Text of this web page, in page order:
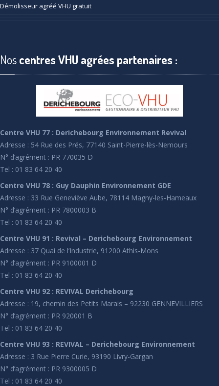
Démolisseur agréé VHU gratuit
Noscentres VHU agrées partenaires :
Centre VHU 77 : Derichebourg Environnement Revival
Adresse : 54 Rue des Prés, 77140 Saint-Pierre-lès-Nemours
N° d’agrément : PR 770035 D
Tel : 01 83 64 20 40
Centre VHU 78 : Guy Dauphin Environnement GDE
Adresse : 33 Rue Geneviève Aube, 78114 Magny-les-Hameaux
N° d’agrément : PR 7800003 B
Tel : 01 83 64 20 40
Centre VHU 91 : Revival – Derichebourg Environnement
Adresse : 37 Quai de l’Industrie, 91200 Athis-Mons
N° d’agrément : PR 9100001 D
Tel : 01 83 64 20 40
Centre VHU 92 : REVIVAL Derichebourg
Adresse : 19, chemin des Petits Marais – 92230 GENNEVILLIERS
N° d’agrément : PR 920001 B
Tel : 01 83 64 20 40
Centre VHU 93 : REVIVAL – Derichebourg Environnement
Adresse : 3 Rue Pierre Curie, 93190 Livry-Gargan
N° d’agrément : PR 9300005 D
Tel : 01 83 64 20 40